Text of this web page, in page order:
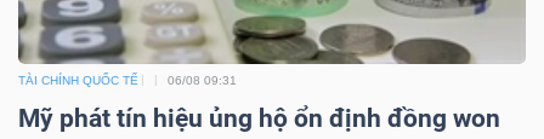
TÀI CHÍNH QUỐC TẾ 06/08 09:31
Mỹ phát tín hiệu ủng hộ ổn định đồng won
CHÍNH